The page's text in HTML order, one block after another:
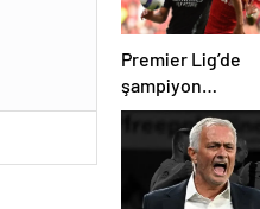
Premier Lig’de
şampiyon
Liverpool, 10 kişi
kalan Arsenal’e
takıldı